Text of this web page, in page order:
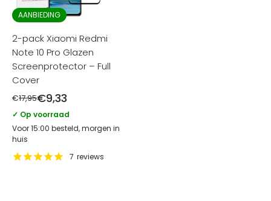
AANBIEDING
2-pack Xiaomi Redmi
Note 10 Pro Glazen
Screenprotector – Full
Cover
€17,95€9,33
✓ Op voorraad
Voor 15:00 besteld, morgen in
huis
7 reviews